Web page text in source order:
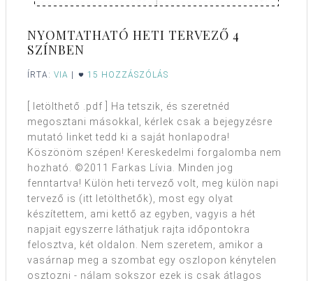
NYOMTATHATÓ HETI TERVEZŐ 4
SZÍNBEN
ÍRTA: VIA 15 HOZZÁSZÓLÁS
[ letölthető .pdf ] Ha tetszik, és szeretnéd
megosztani másokkal, kérlek csak a bejegyzésre
mutató linket tedd ki a saját honlapodra!
Köszönöm szépen! Kereskedelmi forgalomba nem
hozható. ©2011 Farkas Lívia. Minden jog
fenntartva! Külön heti tervező volt, meg külön napi
tervező is (itt letölthetők), most egy olyat
készítettem, ami kettő az egyben, vagyis a hét
napjait egyszerre láthatjuk rajta időpontokra
felosztva, két oldalon. Nem szeretem, amikor a
vasárnap meg a szombat egy oszlopon kénytelen
osztozni - nálam sokszor ezek is csak átlagos